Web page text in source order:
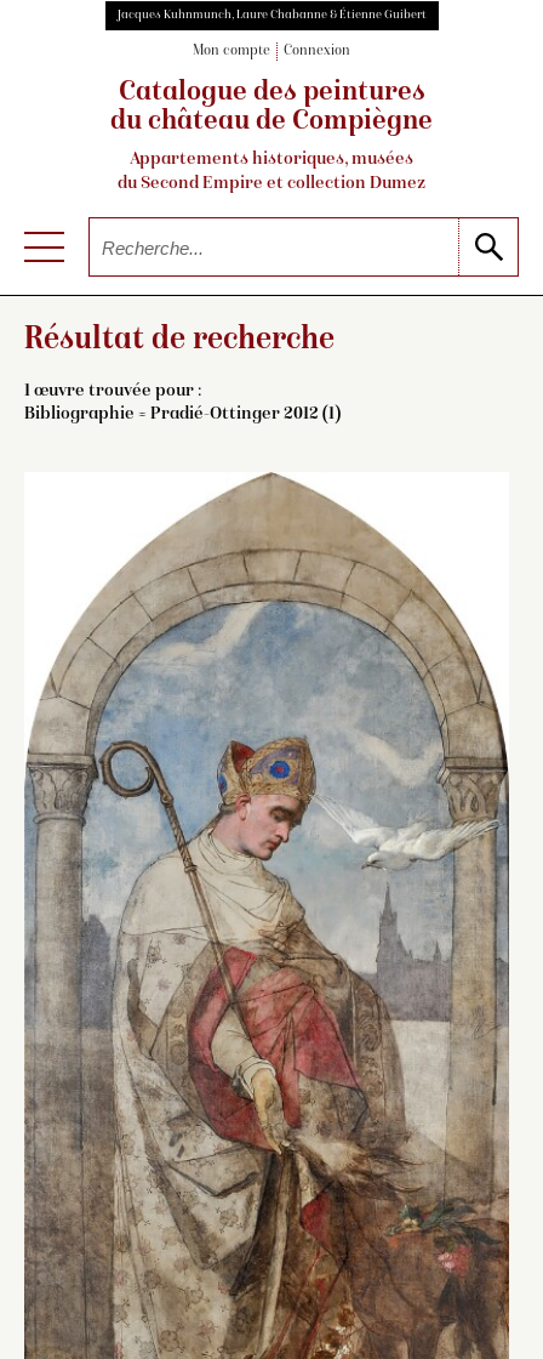
Jacques Kuhnmunch, Laure Chabanne & Étienne Guibert
Mon compte Connexion
Catalogue des peintures
du château de Compiègne
Appartements historiques, musées
du Second Empire et collection Dumez
Résultat de recherche
1 œuvre trouvée pour :
Bibliographie = Pradié-Ottinger 2012 (1)